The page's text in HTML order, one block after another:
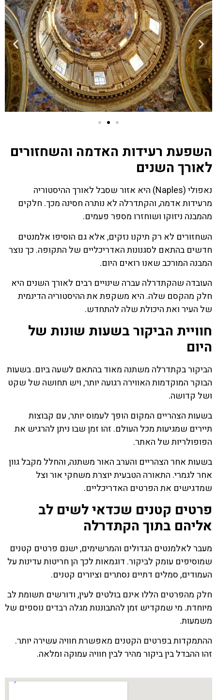
השפעת רעידות האדמה והשחזורים
לאורך השנים
נאפולי (Naples) היא אזור שסבל לאורך ההיסטוריה
מרעידות אדמה, והקתדרלה לא נותרה חסינה מכך. חלקים
מהמבנה ניזוקו ושוחזרו מספר פעמים.
השחזורים לא רק תיקנו נזקים, אלא גם הוסיפו אלמנטים
חדשים בהתאם לסגנונות האדריכליים של התקופה. כך נוצר
המבנה המורכב שאנו רואים היום.
העובדה שהקתדרלה עברה שינויים רבים לאורך השנים היא
חלק מהקסם שלה. היא משקפת את ההיסטוריה הדינמית
של העיר ואת היכולת שלה להתחדש.
חוויית הביקור בשעות שונות של
היום
הביקור בקתדרלה משתנה מאוד בהתאם לשעה ביום. בשעות
הבוקר המוקדמות האווירה רגועה יותר, ויש תחושה של שקט
ושל קדושה.
בשעות הצהריים המקום הופך לעמוס יותר, עם קבוצות
תיירים שמגיעות מכל העולם. זהו זמן שבו ניתן להרגיש את
הפופולריות של האתר.
בשעות אחר הצהריים והערב האור משתנה, והחלל מקבל גוון
אחר לגמרי. התאורה הטבעית יוצרת משחקי אור וצל
שמדגישים את הפרטים האדריכליים.
פרטים קטנים שכדאי לשים לב
אליהם בתוך הקתדרלה
מעבר לאלמנטים הגדולים והמרשימים, ישנם פרטים קטנים
שמוסיפים עומק לביקור. דוגמאות לכך הן חריטות עדינות על
העמודים, סמלים דתיים נסתרים וציורים קטנים.
חלק מהפרטים הללו אינם בולטים לעין, ודורשים תשומת לב
מיוחדת. מי שמקדיש זמן להתבוננות מגלה רבדים נוספים של
משמעות.
ההתמקדות בפרטים הקטנים מאפשרת חוויה עשירה יותר.
זהו ההבדל בין ביקור מהיר לבין חוויה עמוקה ומלאה.